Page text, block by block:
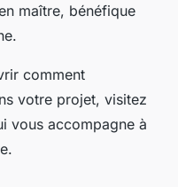
maître, bénéfique
comment
votre projet, visitez
vous accompagne à